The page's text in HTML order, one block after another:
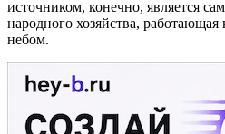
источником, конечно, является
народного хозяйства,
небом.